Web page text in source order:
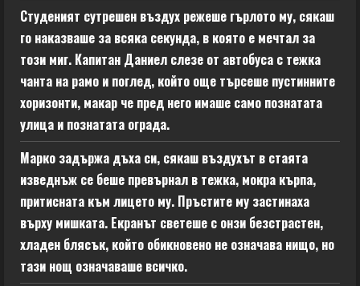
Студеният сутрешен въздух режеше гърлото му, сякаш
го наказваше за всяка секунда, в която е мечтал за
този миг. Капитан Даниел слезе от автобуса с тежка
чанта на рамо и поглед, който още търсеше пустинните
хоризонти, макар че пред него имаше само познатата
улица и познатата ограда.
Марко задържа дъха си, сякаш въздухът в стаята
изведнъж се беше превърнал в тежка, мокра кърпа,
притисната към лицето му. Пръстите му застинаха
върху мишката. Екранът светеше с онзи безстрастен,
хладен блясък, който обикновено не означава нищо, но
тази нощ означаваше всичко.